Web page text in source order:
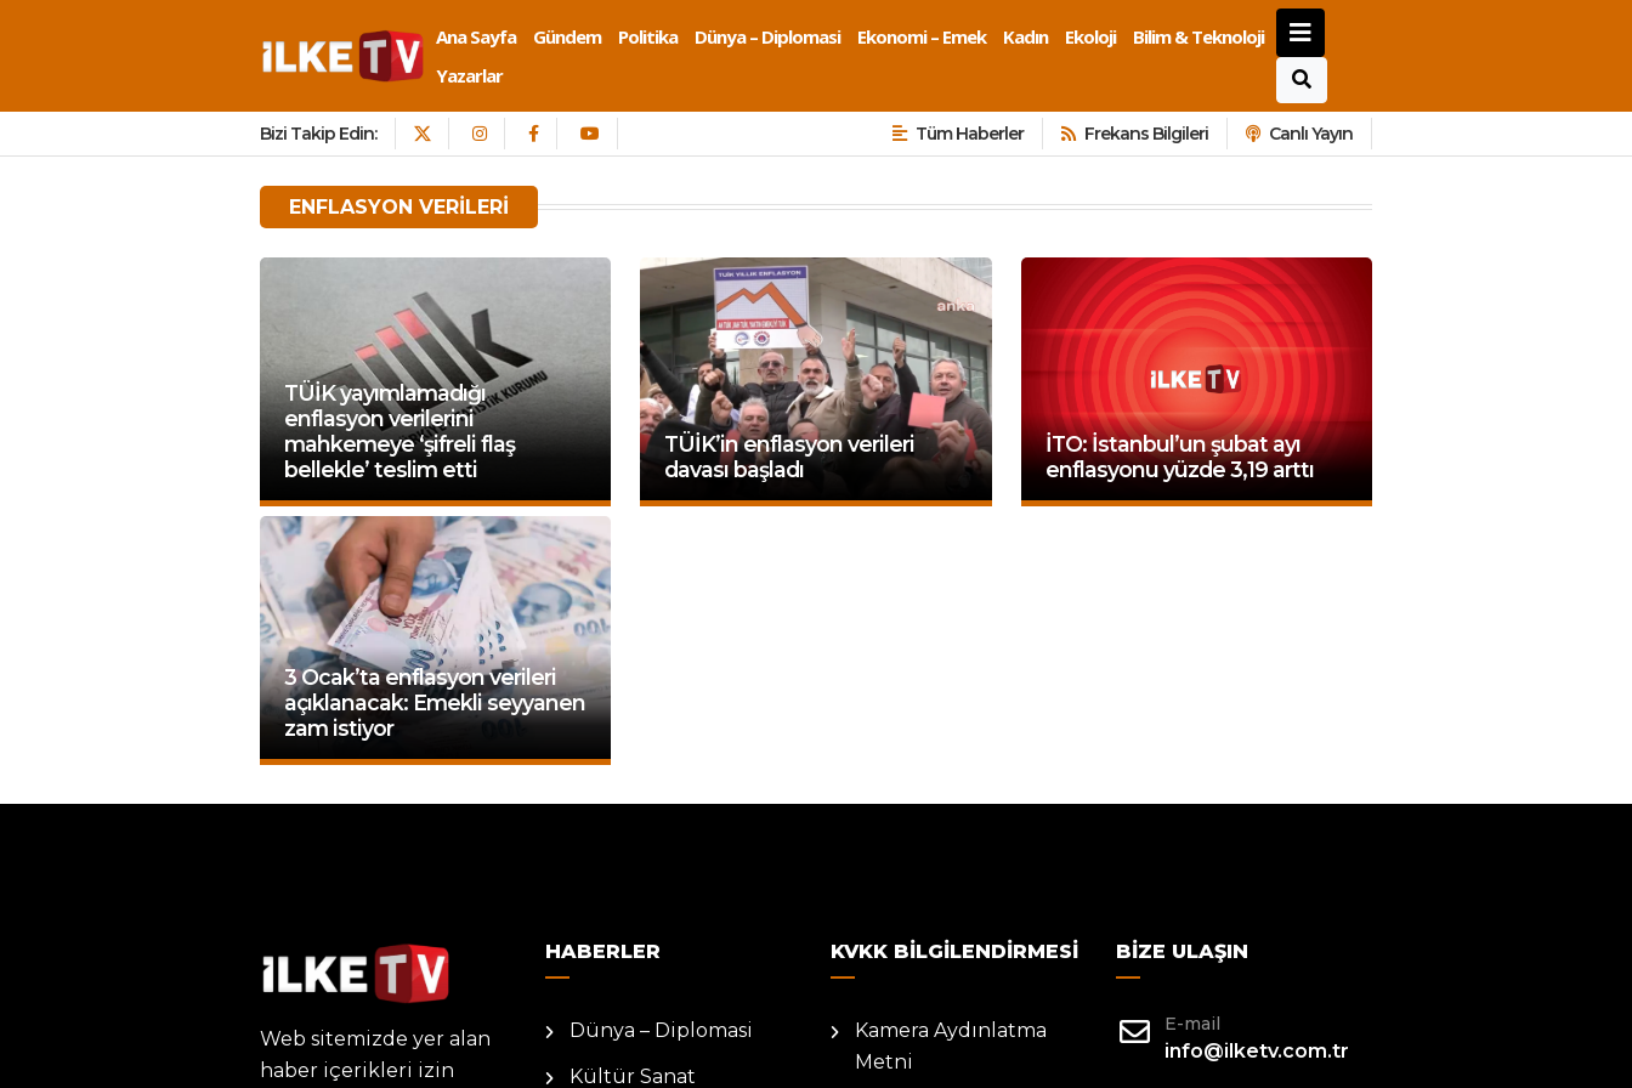
Ana Sayfa Gündem Politika Dünya – Diplomasi Ekonomi – Emek Kadın Ekoloji
Bilim & Teknoloji
Yazarlar
Bizi Takip Edin: Tüm Haberler Frekans Bilgileri Canlı Yayın
ENFLASYON VERILERI
TÜİK yayımlamadığı
enflasyon verilerini
mahkemeye ‘şifreli flaş
bellekle’ teslim etti
TÜİK’in enflasyon verileri
davası başladı
İTO: İstanbul’un şubat ayı
enflasyonu yüzde 3,19 arttı
3 Ocak’ta enflasyon verileri
açıklanacak: Emekli seyyanen
zam istiyor
Web sitemizde yer alan
haber içerikleri izin
HABERLER
Dünya – Diplomasi
Kültür Sanat
KVKK BILGILENDIRMESI
Kamera Aydınlatma
Metni
BIZE ULAŞIN
E-mail
info@ilketv.com.tr